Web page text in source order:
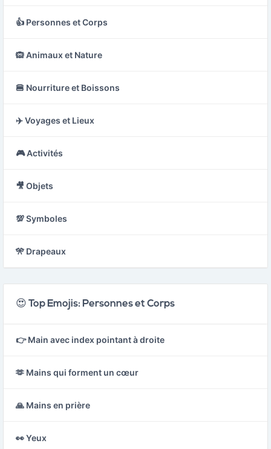
👍 Personnes et Corps
🙉 Animaux et Nature
🍔 Nourriture et Boissons
✈️ Voyages et Lieux
🎮 Activités
🎥 Objets
💯 Symboles
🎌 Drapeaux
😍 Top Emojis: Personnes et Corps
👉 Main avec index pointant à droite
🫶 Mains qui forment un cœur
🙏 Mains en prière
👀 Yeux